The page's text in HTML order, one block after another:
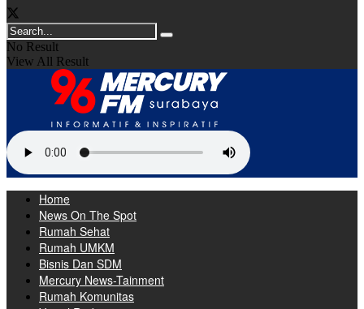
No Result
View All Result
Home
News On The Spot
Rumah Sehat
Rumah UMKM
Bisnis Dan SDM
Mercury News-Tainment
Rumah Komunitas